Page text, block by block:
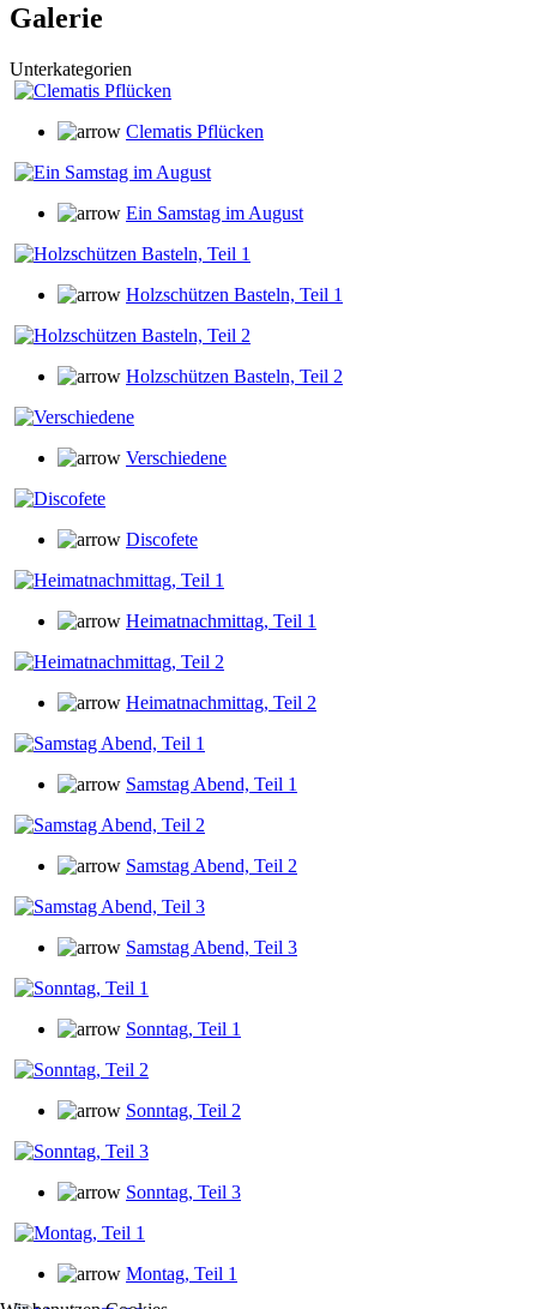
Galerie
Unterkategorien
Clematis Pflücken
Ein Samstag im August
Holzschützen Basteln, Teil 1
Holzschützen Basteln, Teil 2
Verschiedene
Discofete
Heimatnachmittag, Teil 1
Heimatnachmittag, Teil 2
Samstag Abend, Teil 1
Samstag Abend, Teil 2
Samstag Abend, Teil 3
Sonntag, Teil 1
Sonntag, Teil 2
Sonntag, Teil 3
Montag, Teil 1